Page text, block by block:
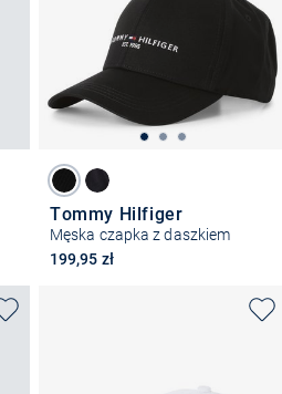
Tommy Hilfiger
Męska czapka z daszkiem
199,95 zł